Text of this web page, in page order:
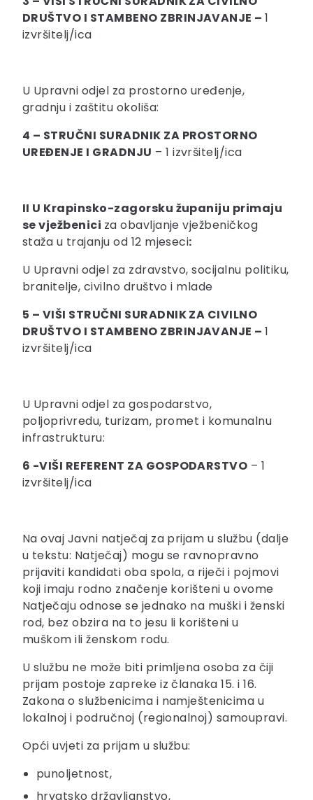
DRUŠTVO I STAMBENO ZBRINJAVANJE –1
izvršitelj/ica
U Upravni odjel za prostorno uređenje,
gradnju i zaštitu okoliša:
4 – STRUČNI SURADNIK ZA PROSTORNO
UREĐENJE I GRADNJU – 1 izvršitelj/ica
II U Krapinsko-zagorsku županiju primaju
se vježbenici za obavljanje vježbeničkog
staža u trajanju od 12 mjeseci:
U Upravni odjel za zdravstvo, socijalnu politiku,
branitelje, civilno društvo i mlade
5 – VIŠI STRUČNI SURADNIK ZA CIVILNO
DRUŠTVO I STAMBENO ZBRINJAVANJE –1
izvršitelj/ica
U Upravni odjel za gospodarstvo,
poljoprivredu, turizam, promet i komunalnu
infrastrukturu:
6 -VIŠI REFERENT ZA GOSPODARSTVO – 1
izvršitelj/ica
Na ovaj Javni natječaj za prijam u službu (dalje
u tekstu: Natječaj) mogu se ravnopravno
prijaviti kandidati oba spola, a riječi i pojmovi
koji imaju rodno značenje korišteni u ovome
Natječaju odnose se jednako na muški i ženski
rod, bez obzira na to jesu li korišteni u
muškom ili ženskom rodu.
U službu ne može biti primljena osoba za čiji
prijam postoje zapreke iz članaka 15. i 16.
Zakona o službenicima i namještenicima u
lokalnoj i područnoj (regionalnoj) samoupravi.
Opći uvjeti za prijam u službu:
punoljetnost,
hrvatsko državljanstvo,